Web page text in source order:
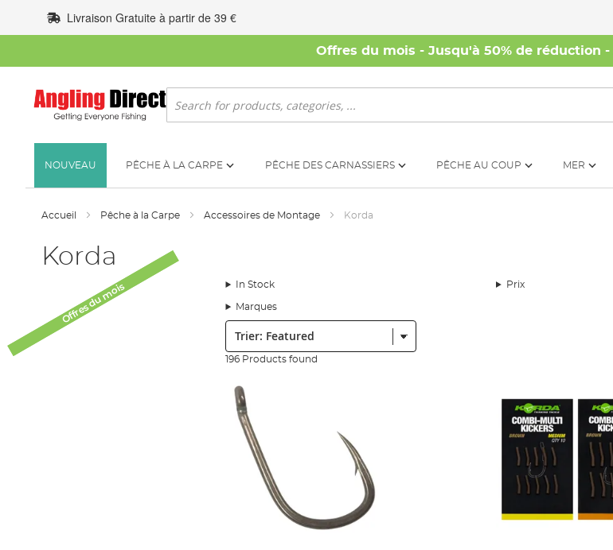
au
contenu
Livraison Gratuite à partir de 39 €
Offres du mois - Jusqu'à 50% de réduction -
Rechercher
NOUVEAU PÊCHE À LA CARPE PÊCHE DES CARNASSIERS PÊCHE AU COUP MER
Accueil Pêche à la Carpe Accessoires de Montage Korda
Korda
In Stock Prix
Marques
Trier:
196 Products found
Offres du mois
Offres du mois